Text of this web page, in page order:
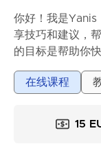
你好！我是Yanis
享技巧和建议，
的目标是帮助你
浏览更多...
在线课程
15